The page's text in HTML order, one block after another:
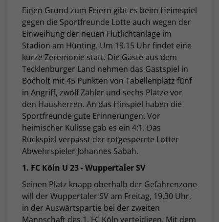
Einen Grund zum Feiern gibt es beim Heimspiel
gegen die Sportfreunde Lotte auch wegen der
Einweihung der neuen Flutlichtanlage im
Stadion am Hünting. Um 19.15 Uhr findet eine
kurze Zeremonie statt. Die Gäste aus dem
Tecklenburger Land nehmen das Gastspiel in
Bocholt mit 45 Punkten von Tabellenplatz fünf
in Angriff, zwölf Zähler und sechs Plätze vor
den Hausherren. An das Hinspiel haben die
Sportfreunde gute Erinnerungen. Vor
heimischer Kulisse gab es ein 4:1. Das
Rückspiel verpasst der rotgesperrte Lotter
Abwehrspieler Johannes Sabah.
1. FC Köln U 23 - Wuppertaler SV
Seinen Platz knapp oberhalb der Gefahrenzone
will der Wuppertaler SV am Freitag, 19.30 Uhr,
in der Auswärtspartie bei der zweiten
Mannschaft des 1. FC Köln verteidigen. Mit dem